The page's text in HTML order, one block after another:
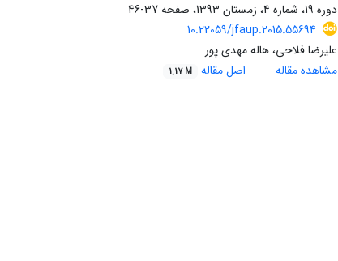
دوره 19، شماره 4، زمستان 1393، صفحه
37-46
10.22059/jfaup.2015.55694
علیرضا فلاحی، هاله مهدی پور
مشاهده مقاله
اصل مقاله 1.17 M